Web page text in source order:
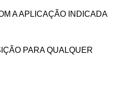
A APLICAÇÃO INDICADA
PARA QUALQUER